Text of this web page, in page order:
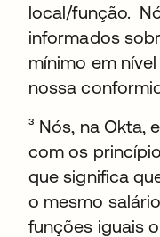
local/função.
informados
mínimo em
nossa
³ Nós, na Okta,
com os
que significa
o mesmo
funções iguais